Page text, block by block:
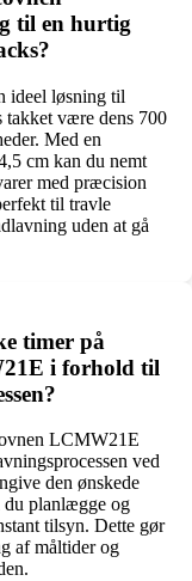
til en hurtig
ideel løsning til
takket være dens 700
Med en
cm kan du nemt
med præcision
til travle
uden at gå
timer på
i forhold til
LCMW21E
ved
den ønskede
du planlægge og
tilsyn. Dette gør
af måltider og